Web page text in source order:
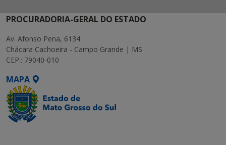
PROCURADORIA-GERAL DO ESTADO
Av. Afonso Pena, 6134
Chácara Cachoeira - Campo Grande | MS
CEP.: 79040-010
MAPA